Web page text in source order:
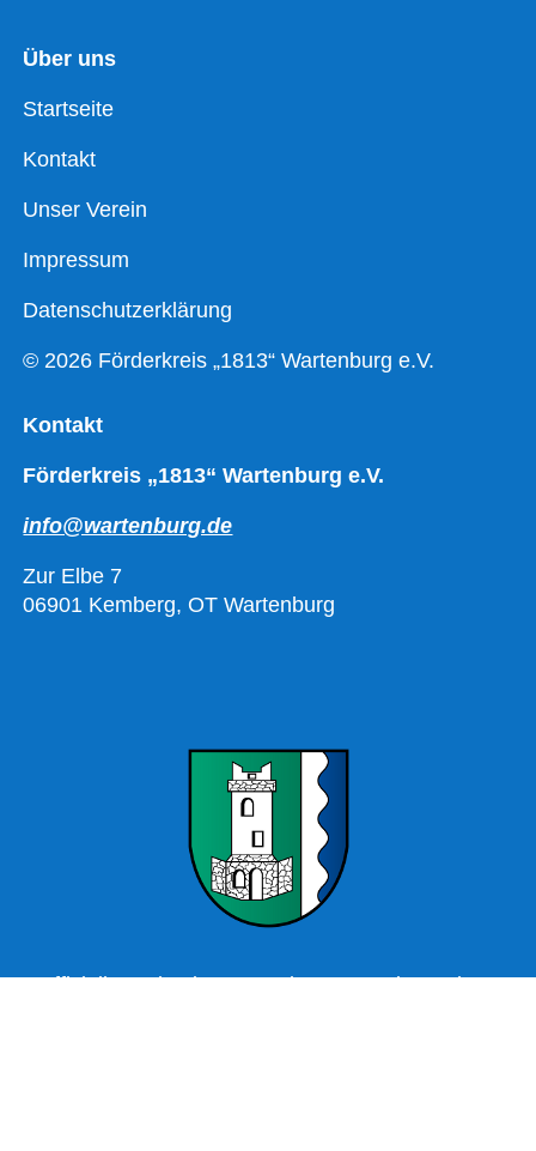
Über uns
Startseite
Kontakt
Unser Verein
Impressum
Datenschutzerklärung
© 2026 Förderkreis „1813“ Wartenburg e.V.
Kontakt
Förderkreis „1813“ Wartenburg e.V.
info@wartenburg.de
Zur Elbe 7
06901 Kemberg, OT Wartenburg
Offizielle Webseite Wartenburg – Stadt Kemberg